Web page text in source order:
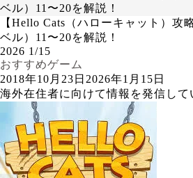
ベル）11〜20を解説！
【Hello Cats（ハローキャット）攻
ベル）11〜20を解説！
2026 1/15
おすすめゲーム
2018年10月23日 2026年1月15日
海外在住者に向けて情報を発信して